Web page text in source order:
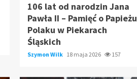
106 lat od narodzin Jana
Pawła II – Pamięć o Papieżu
Polaku w Piekarach
Śląskich
Szymon Wilk 18 maja 2026 157